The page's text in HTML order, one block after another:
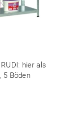
hier als
5 Böden